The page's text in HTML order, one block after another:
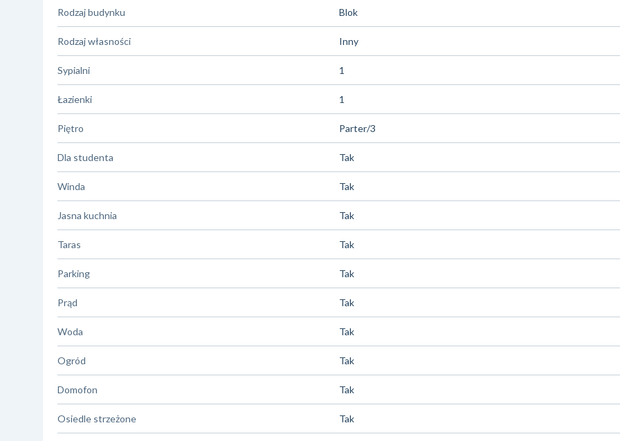
Rodzaj budynku Blok
Rodzaj własności Inny
Sypialni 1
Łazienki 1
Piętro Parter/3
Dla studenta Tak
Winda Tak
Jasna kuchnia Tak
Taras Tak
Parking Tak
Prąd Tak
Woda Tak
Ogród Tak
Domofon Tak
Osiedle strzeżone Tak